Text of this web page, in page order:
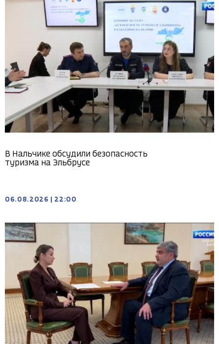
В Нальчике обсудили безопасность
туризма на Эльбрусе
06.08.2026 22:00